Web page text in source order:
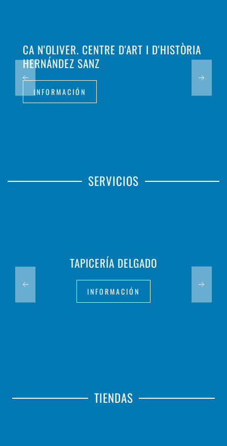
CA N'OLIVER. CENTRE D'ART I D'HISTÒRIA
HERNÁNDEZ SANZ
INFORMACIÓN
SERVICIOS
TAPICERÍA DELGADO
INFORMACIÓN
TIENDAS